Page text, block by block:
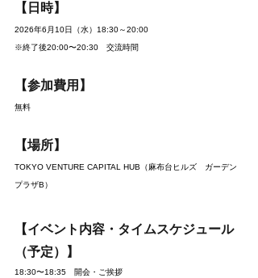
【日時】
2026年6月10日（水）18:30～20:00
※終了後20:00〜20:30　交流時間
【参加費用】
無料
【場所】
TOKYO VENTURE CAPITAL HUB（麻布台ヒルズ　ガーデン
プラザB）
【イベント内容・タイムスケジュール
（予定）】
18:30〜18:35　開会・ご挨拶